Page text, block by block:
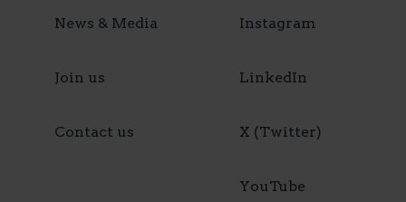
News & Media
Join us
Contact us
Instagram
LinkedIn
X (Twitter)
YouTube